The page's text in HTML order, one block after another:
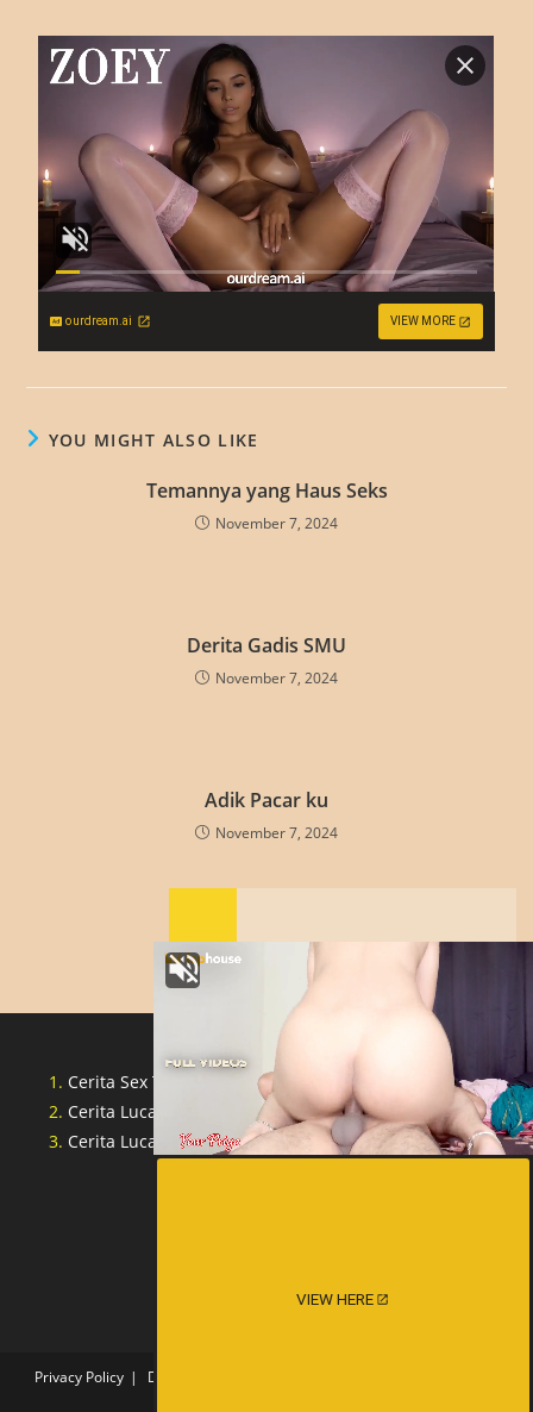
ourdream.ai VIEW MORE
YOU MIGHT ALSO LIKE
Temannya yang Haus Seks
November 7, 2024
Derita Gadis SMU
November 7, 2024
Adik Pacar ku
November 7, 2024
Cerita Sex Tante Indonesia
Cerita Lucah Singapore
Cerita Lucah Indonesia
Privacy Policy DMCA
VIEW HERE